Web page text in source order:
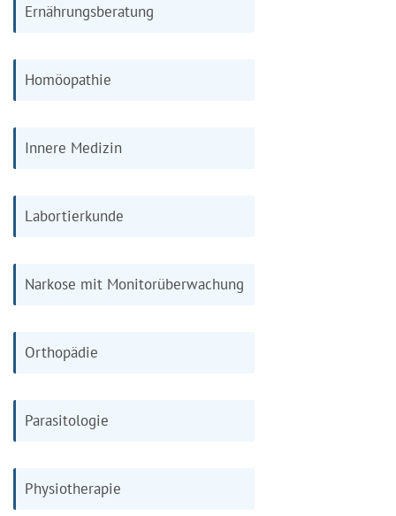
Ernährungsberatung
Homöopathie
Innere Medizin
Labortierkunde
Narkose mit Monitorüberwachung
Orthopädie
Parasitologie
Physiotherapie